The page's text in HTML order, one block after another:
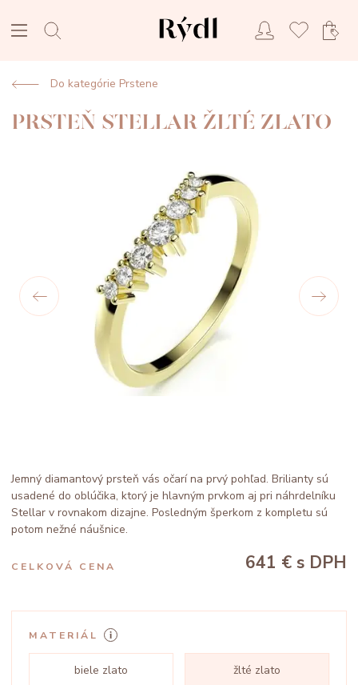
Do kategórie Prstene
PRSTEŇ STELLAR ŽLTÉ ZLATO
Jemný diamantový prsteň vás očarí na prvý pohľad. Brilianty sú
usadené do oblúčika, ktorý je hlavným prvkom aj pri náhrdelníku
Stellar v rovnakom dizajne. Posledným šperkom z kompletu sú
potom nežné náušnice.
CELKOVÁ CENA 641 € s DPH
MATERIÁL
biele zlato žlté zlato